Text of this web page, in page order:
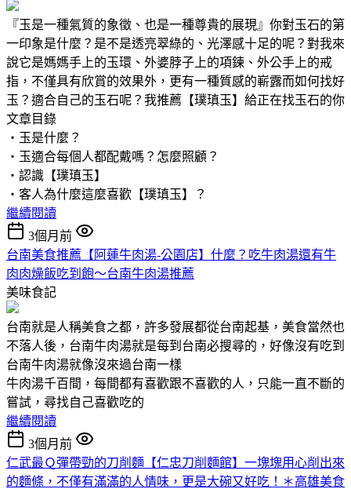
『玉是一種氣質的象徵、也是一種尊貴的展現』你對玉石的第
一印象是什麼？是不是透亮翠綠的、光澤感十足的呢？對我來
說它是媽媽手上的玉環、外婆脖子上的項鍊、外公手上的戒
指，不僅具有欣賞的效果外，更有一種質感的嶄露而如何找好
玉？適合自己的玉石呢？我推薦【璞瑱玉】給正在找玉石的你
文章目錄
‧玉是什麼？
‧玉適合每個人都配戴嗎？怎麼照顧？
‧認識【璞瑱玉】
‧客人為什麼這麼喜歡【璞瑱玉】？
繼續閱讀
3個月前
台南美食推薦【阿蓮牛肉湯-公園店】什麼？吃牛肉湯還有牛
肉肉燥飯吃到飽～台南牛肉湯推薦
美味食記
台南就是人稱美食之都，許多發展都從台南起基，美食當然也
不落人後，台南牛肉湯就是每到台南必搜尋的，好像沒有吃到
台南牛肉湯就像沒來過台南一樣
牛肉湯千百間，每間都有喜歡跟不喜歡的人，只能一直不斷的
嘗試，尋找自己喜歡吃的
繼續閱讀
3個月前
仁武最Ｑ彈帶勁的刀削麵【仁忠刀削麵館】一塊塊用心削出來
的麵條，不僅有滿滿的人情味，更是大碗又好吃！＊高雄美食